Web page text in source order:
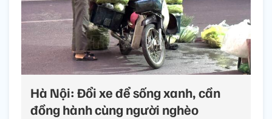
Hà Nội: Đổi xe để sống xanh, cần
đồng hành cùng người nghèo